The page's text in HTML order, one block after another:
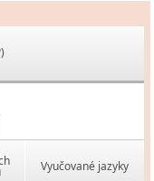
Vyučované jazyky